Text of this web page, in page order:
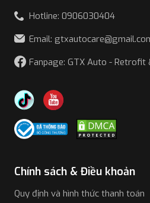
Hotline: 0906030404
Email:
Fanpage: GTX Auto - Retrofit
Chính sách & Điều khoản
Quy định và hình thức thanh toán